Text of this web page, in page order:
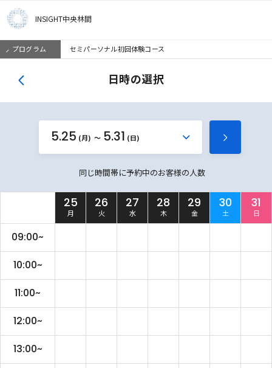
INSIGHT中央林間
プログラム セミパーソナル初回体験コース
日時の選択
5.25 (月)
か5.31 (日)
次
見
る
同じ時間帯に予約中のお客様の人数
25
月
26
火
27
水
28
木
29
金
30
土
31
日
09:00~
10:00~
11:00~
12:00~
13:00~